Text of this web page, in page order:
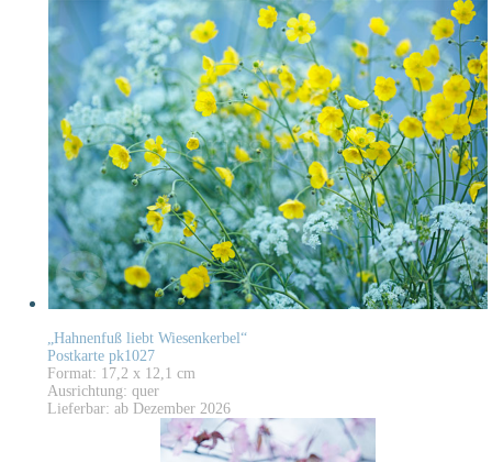
„Hahnenfuß liebt Wiesenkerbel“
Postkarte pk1027
Format: 17,2 x 12,1 cm
Ausrichtung: quer
Lieferbar: ab Dezember 2026